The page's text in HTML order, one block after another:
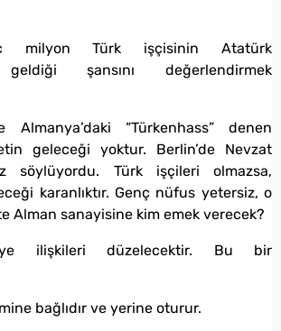
milyon Türk işçisinin Atatürk
geldiği şansını değerlendirmek
Almanya’daki “Türkenhass” denen
geleceği yoktur. Berlin’de Nevzat
söylüyordu. Türk işçileri olmazsa,
karanlıktır. Genç nüfus yetersiz, o
Alman sanayisine kim emek verecek?
ilişkileri düzelecektir. Bu bir
bağlıdır ve yerine oturur.